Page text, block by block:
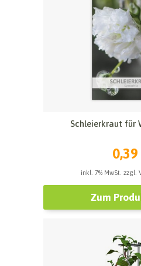
Schleierkraut für
inkl. 7% MwSt. zzgl.
Zum